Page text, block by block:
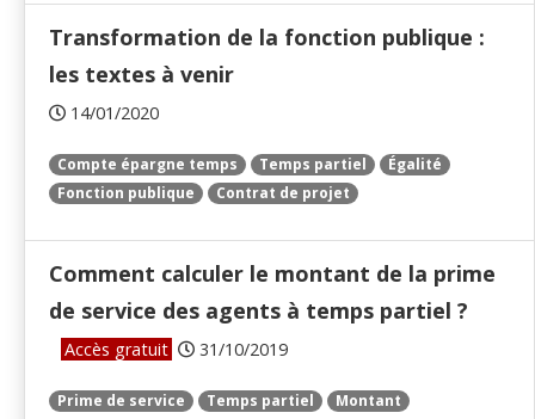
Transformation de la fonction publique :
les textes à venir
14/01/2020
Compte épargne temps Temps partiel
Égalité
Fonction publique
Contrat de projet
Comment calculer le montant de la prime
de service des agents à temps partiel ?
Accès gratuit 31/10/2019
Prime de service Temps partiel Montant